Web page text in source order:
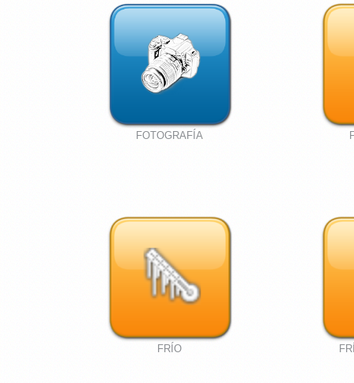
FOTOGRAFÍA
FRÍO